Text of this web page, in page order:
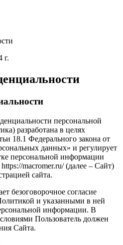
г.
персональной
разработана в целях
18.1 Федерального закона от
данных» и регулирует
персональной информации
macromer.ru/ (далее – Сайт)
сайта.
безоговорочное согласие
и указанными в ней
информации. В
Пользователь должен
Сайта.